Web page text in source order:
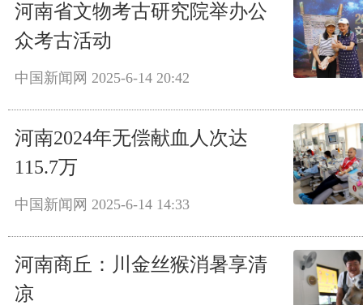
河南省文物考古研究院举办公
众考古活动
中国新闻网 2025-6-14 20:42
河南2024年无偿献血人次达
115.7万
中国新闻网 2025-6-14 14:33
河南商丘：川金丝猴消暑享清
凉